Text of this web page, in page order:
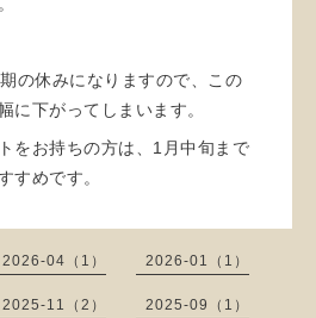
の休みになりますので、この
に下がってしまいます。
をお持ちの方は、1月中旬まで
すめです。
2026-04（1） 2026-01（1）
2025-11（2） 2025-09（1）